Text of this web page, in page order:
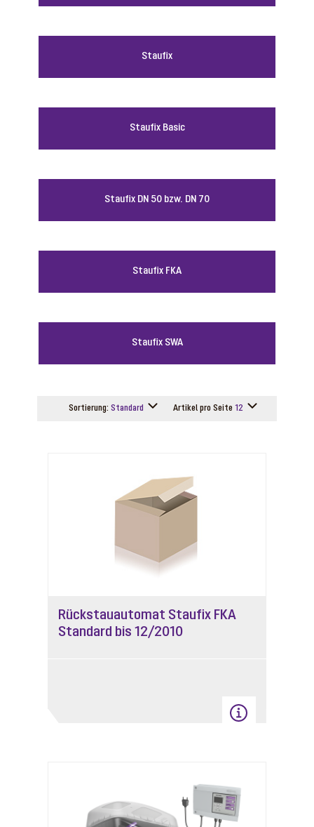
Staufix
Staufix Basic
Staufix DN 50 bzw. DN 70
Staufix FKA
Staufix SWA
Sortierung: Standard Artikel pro Seite 12
Rückstauautomat Staufix FKA
Standard bis 12/2010